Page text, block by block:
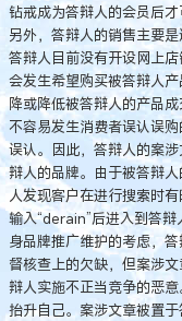
钻戒成为答辩人的会员后
另外，答辩人的销售主要
答辩人目前没有开设网上
会发生希望购买被答辩人
降或降低被答辩人的产品
不容易发生消费者误认误
误认。因此，答辩人的案
辩人的品牌。由于被答辩
人发现客户在进行搜索时
输入“derain”后进入到答
身品牌推广维护的考虑，
督核查上的欠缺，但案涉
辩人实施不正当竞争的恶
抬升自己。案涉文章被置